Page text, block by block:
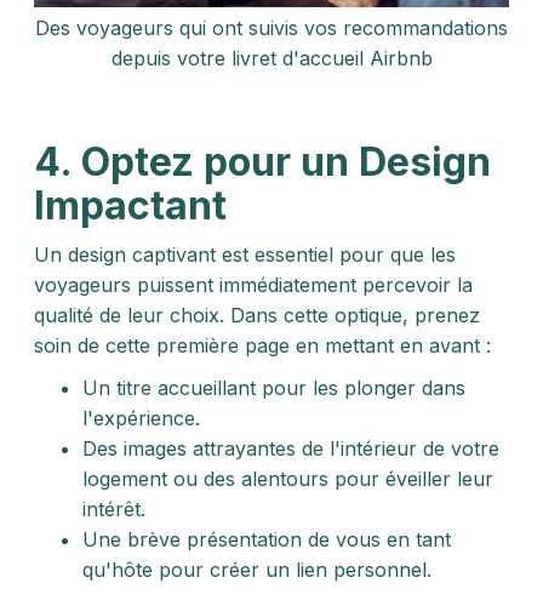
Des voyageurs qui ont suivis vos recommandations
depuis votre livret d'accueil Airbnb
4. Optez pour un Design
Impactant
Un design captivant est essentiel pour que les
voyageurs puissent immédiatement percevoir la
qualité de leur choix. Dans cette optique, prenez
soin de cette première page en mettant en avant :
Un titre accueillant pour les plonger dans
l'expérience.
Des images attrayantes de l'intérieur de votre
logement ou des alentours pour éveiller leur
intérêt.
Une brève présentation de vous en tant
qu'hôte pour créer un lien personnel.